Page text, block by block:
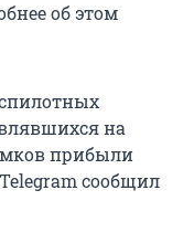
об этом
на
прибыли
сообщил